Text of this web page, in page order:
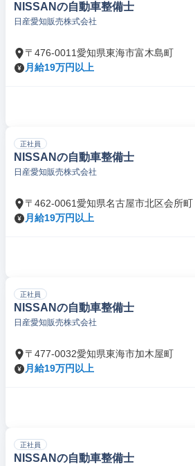
NISSANの自動車整備士
日産愛知販売株式会社
〒476-0011愛知県東海市富木島町
月給19万円以上
正社員
NISSANの自動車整備士
日産愛知販売株式会社
〒462-0061愛知県名古屋市北区会所町
月給19万円以上
正社員
NISSANの自動車整備士
日産愛知販売株式会社
〒477-0032愛知県東海市加木屋町
月給19万円以上
正社員
NISSANの自動車整備士